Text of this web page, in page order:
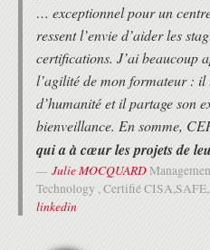
… exceptionnel pour un
ressent l’envie d’aider les
certifications. J’ai beaucoup
l’agilité de mon formateur : il
d’humanité et il partage son
bienveillance. En somme,
qui a à cœur les projets de
Julie MOCQUARD
Technology , Certifié
linkedin